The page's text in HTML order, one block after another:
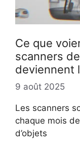
Ce que
scanners
deviennent
9 août 2025
Les scanners
chaque mois
d’objets